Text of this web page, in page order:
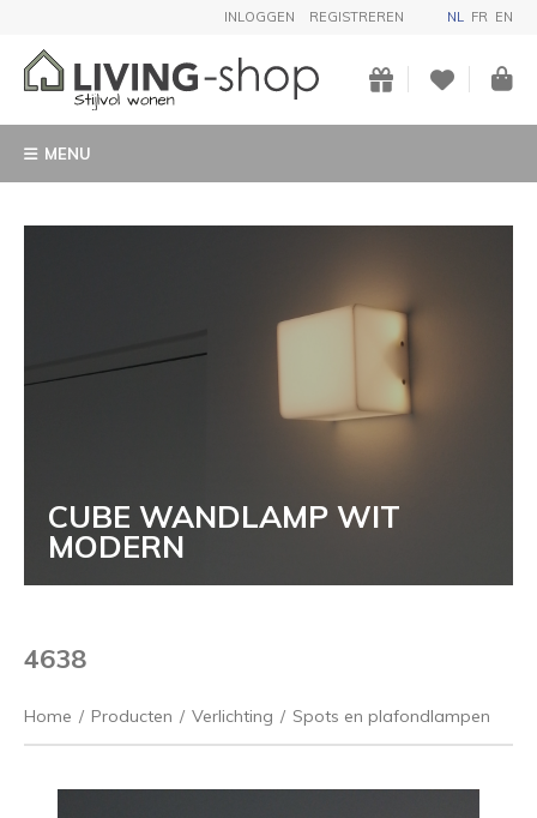
INLOGGEN REGISTREREN NL FR EN
MENU
CUBE WANDLAMP WIT
MODERN
4638
Home / Producten / Verlichting / Spots en plafondlampen